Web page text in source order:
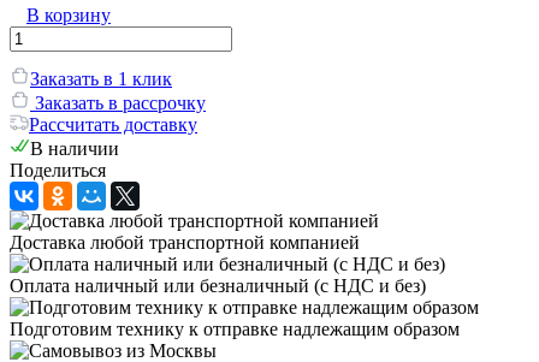
В корзину
Заказать в 1 клик
Заказать в рассрочку
Рассчитать доставку
В наличии
Поделиться
Доставка любой транспортной компанией
Оплата наличный или безналичный (с НДС и без)
Подготовим технику к отправке надлежащим образом